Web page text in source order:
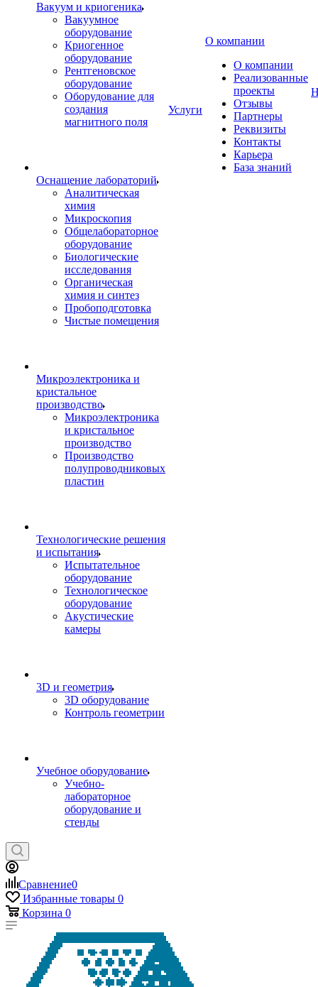
Вакуум и криогеника
Вакуумное
оборудование
Криогенное
оборудование
Рентгеновское
оборудование
Оборудование для
создания
магнитного поля
Оснащение лабораторий
Аналитическая
химия
Микроскопия
Общелабораторное
оборудование
Биологические
исследования
Органическая
химия и синтез
Пробоподготовка
Чистые помещения
Микроэлектроника и
кристальное
производство
Микроэлектроника
и кристальное
производство
Производство
полупроводниковых
пластин
Технологические решения
и испытания
Испытательное
оборудование
Технологическое
оборудование
Акустические
камеры
3D и геометрия
3D оборудование
Контроль геометрии
Учебное оборудование
Учебно-
лабораторное
оборудование и
стенды
Услуги
О компании
О компании
Реализованные
проекты
Отзывы
Партнеры
Реквизиты
Контакты
Карьера
База знаний
Сравнение0
Избранные товары 0
Корзина 0